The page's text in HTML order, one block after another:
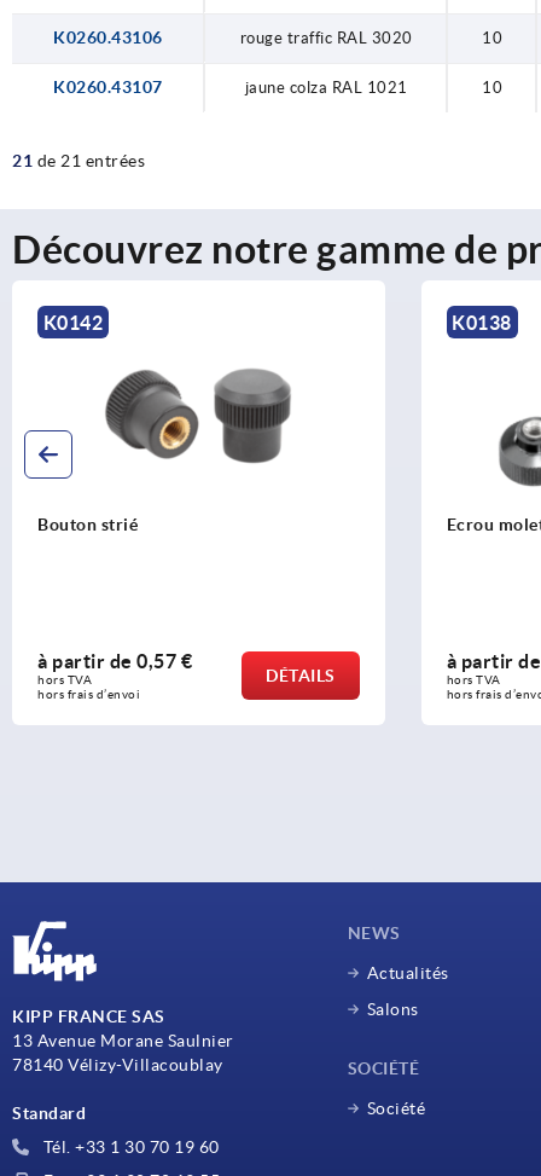
K0260.43106 rouge traffic RAL 3020 10
K0260.43107 jaune colza RAL 1021 10
21 de 21 entrées
Découvrez notre gamme de
K0142
Bouton strié
à partir de 0,57 €
hors TVA
hors frais d’envoi
DÉTAILS
K0138
Ecrou
à partir de
hors TVA
hors frais
KIPP FRANCE SAS
13 Avenue Morane Saulnier
78140 Vélizy-Villacoublay
Standard
Tél. +33 1 30 70 19 60
NEWS
Actualités
Salons
SOCIÉTÉ
Société